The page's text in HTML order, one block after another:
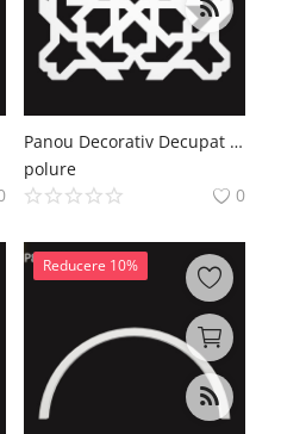
Panou Decorativ Decupat din Poliuretan 62x62 cm Geometric
polure
0
Reducere 10%